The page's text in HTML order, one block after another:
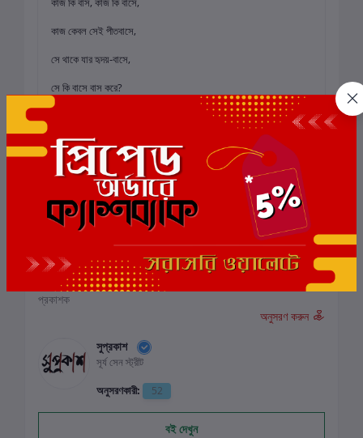
কাজ কেবল সেই পীতবাসে,
সে থাকে যার হৃদয়-বাসে,
সে কি বাসে বাস করে?
— শুনিয়া কোনো কোনো শ্রোতা দক্ষিণ হস্ত উর্ধ্বে তুলিয়া, তর্জনী ঘুরাইয়া ভাব
গদগদ কণ্ঠে উচ্চৈস্বরে বলিয়া উঠিল, 'সকলে কৃষ্ণানন্দে পূর্ণ করে একবার হরি
বলো!'—শত শত কণ্ঠের হরিধ্বনিতে সমগ্র গ্রামখানি পুনঃ পুনঃ প্রতিধ্বনিত
হইতে লাগিল।
প্রকাশক
অনুসরণ করুন
সুপ্রকাশ
সূর্য সেন স্ট্রীট
অনুসরণকারী:
52
বই দেখুন